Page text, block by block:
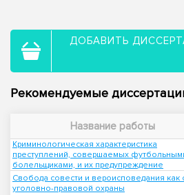
ДОБАВИТЬ
Рекомендуемые
Название работы
Криминологическая характеристика
преступлений, совершаемых
болельщиками, и их предупреждение
Свобода совести и вероисповедания как
уголовно-правовой охраны